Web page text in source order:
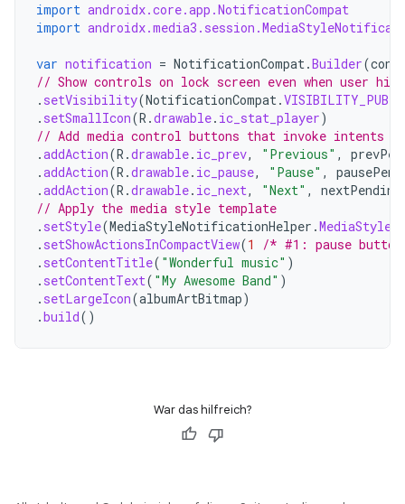
import androidx.core.app.NotificationCompat
import
var notification = NotificationCompat.Builder(
// Show controls on lock screen even when user
. setVisibility(NotificationCompat.
. setSmallIcon(R .drawable. ic_stat_player)
// Add media control buttons that invoke intents
.addAction(R .drawable. ic_prev, "Previous" ,
.addAction(R .drawable. ic_pause, "Pause" ,
.addAction(R .drawable. ic_next, "Next" ,
// Apply the media style template
. setStyle(MediaStyleNotificationHelper .MediaStyle
. setShowActionsInCompactView(1
/* #1: pause
. setContentTitle( "Wonderful music" )
. setContentText( "My Awesome Band" )
. setLargeIcon(albumArtBitmap)
.build()
War das hilfreich?